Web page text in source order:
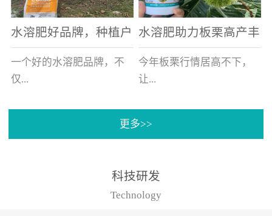
深有体会。今天就一起来
看看，什么样的水溶肥可
以让你的...
显，使用的种植户更是越
来越多。今天，借此机
会，一起来...
水溶肥好品牌，种植户
纷纷为“翠姆“点赞
一个好的水溶肥品牌，不
仅...
帮助作物增产增收，更要
实力。今天要讲的水溶肥
水溶肥助力板栗高产丰
产
今年板栗行情居高不下，
让...
许多板栗种植户都获得了
有位王大姐今年使用一款
非常火爆...
更多>>
科技研发
Technology